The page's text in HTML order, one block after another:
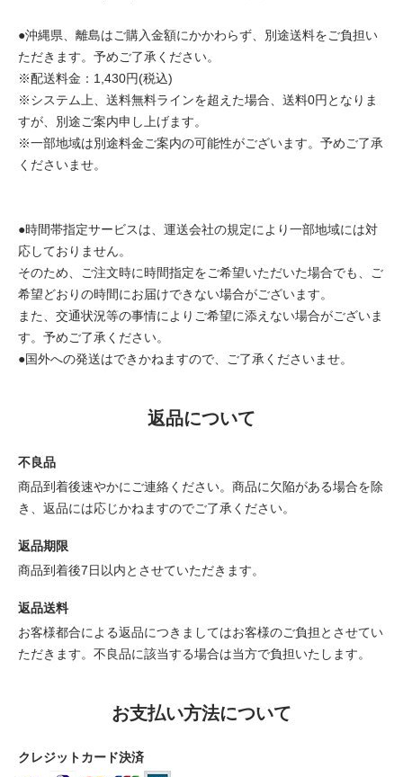
●沖縄県、離島はご購入金額にかかわらず、別途送料をご負担い
ただきます。予めご了承ください。
※配送料金：1,430円(税込)
※システム上、送料無料ラインを超えた場合、送料0円となりま
すが、別途ご案内申し上げます。
※一部地域は別途料金ご案内の可能性がございます。予めご了承
くださいませ。
●時間帯指定サービスは、運送会社の規定により一部地域には対
応しておりません。
そのため、ご注文時に時間指定をご希望いただいた場合でも、ご
希望どおりの時間にお届けできない場合がございます。
また、交通状況等の事情によりご希望に添えない場合がございま
す。予めご了承ください。
●国外への発送はできかねますので、ご了承くださいませ。
返品について
不良品
商品到着後速やかにご連絡ください。商品に欠陥がある場合を除
き、返品には応じかねますのでご了承ください。
返品期限
商品到着後7日以内とさせていただきます。
返品送料
お客様都合による返品につきましてはお客様のご負担とさせてい
ただきます。不良品に該当する場合は当方で負担いたします。
お支払い方法について
クレジットカード決済